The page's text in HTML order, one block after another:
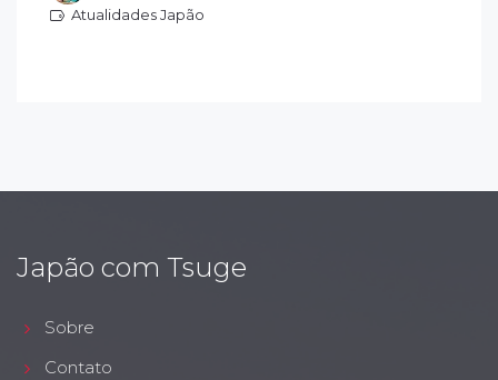
Atualidades Japão
Japão com Tsuge
Sobre
Contato